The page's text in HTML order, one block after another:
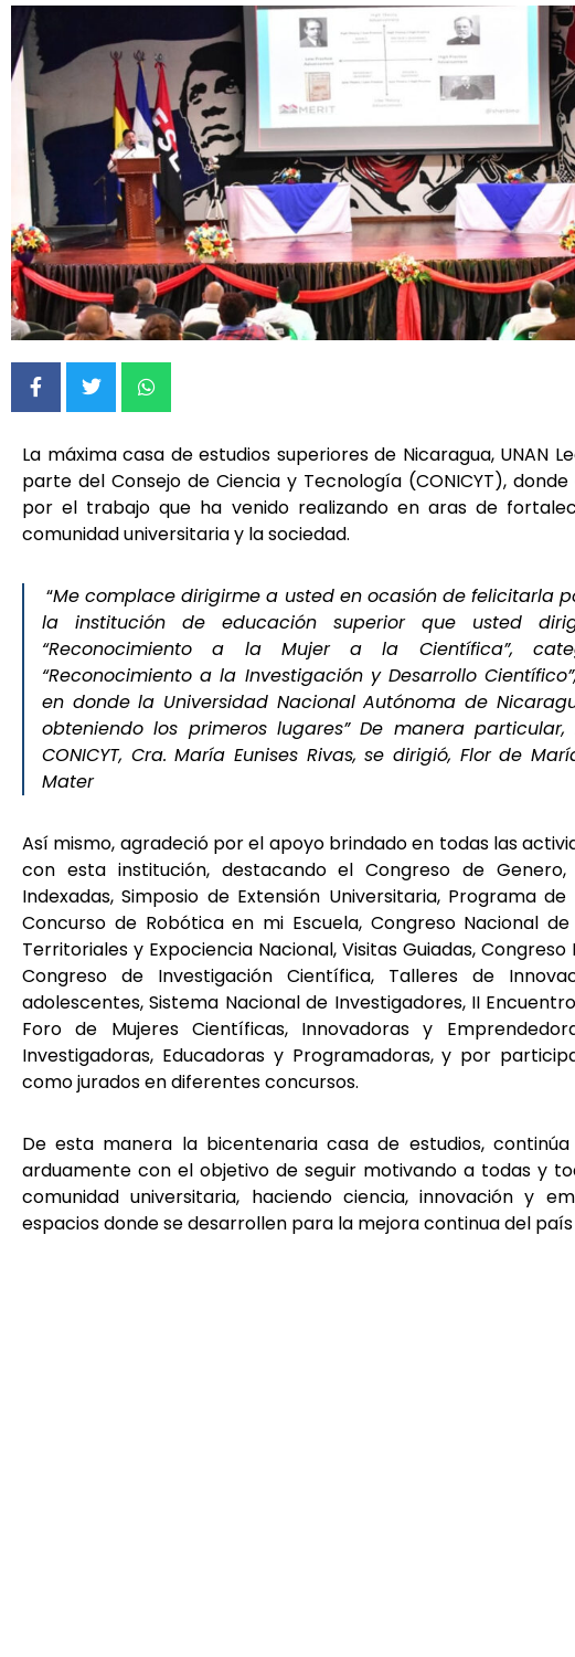
La máxima casa de estudios superiores de Nicaragua, UNAN
parte del Consejo de Ciencia y Tecnología (CONICYT),
por el trabajo que ha venido realizando en aras de
comunidad universitaria y la sociedad.
“Me complace dirigirme a usted en ocasión de felicitarla
la institución de educación superior que usted
“Reconocimiento a la Mujer a la Científica”,
“Reconocimiento a la Investigación y Desarrollo
en donde la Universidad Nacional Autónoma de
obteniendo los primeros lugares” De manera
CONICYT, Cra. María Eunises Rivas, se dirigió, Flor de
Mater
Así mismo, agradeció por el apoyo brindado en todas las
con esta institución, destacando el Congreso de Genero,
Indexadas, Simposio de Extensión Universitaria, Programa
Concurso de Robótica en mi Escuela, Congreso Nacional
Territoriales y Expociencia Nacional, Visitas Guiadas,
Congreso de Investigación Científica, Talleres de
adolescentes, Sistema Nacional de Investigadores, II
Foro de Mujeres Científicas, Innovadoras y
Investigadoras, Educadoras y Programadoras, y por
como jurados en diferentes concursos.
De esta manera la bicentenaria casa de estudios,
arduamente con el objetivo de seguir motivando a todas y
comunidad universitaria, haciendo ciencia, innovación y
espacios donde se desarrollen para la mejora continua del país